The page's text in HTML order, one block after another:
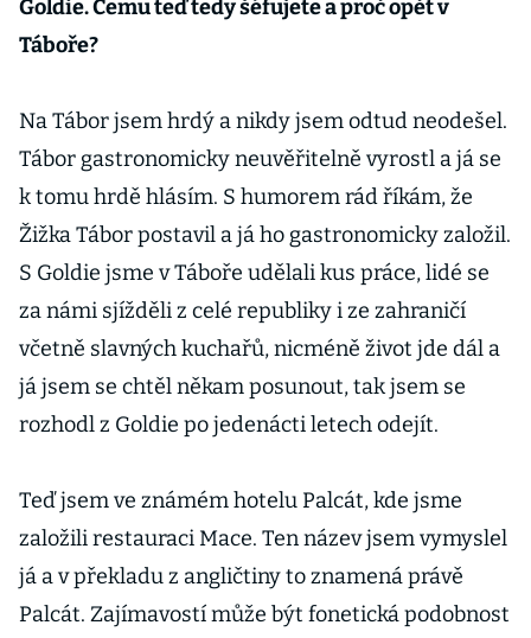
Goldie. Čemu teď tedy šéfujete a proč opět v
Táboře?
Na Tábor jsem hrdý a nikdy jsem odtud neodešel.
Tábor gastronomicky neuvěřitelně vyrostl a já se
k tomu hrdě hlásím. S humorem rád říkám, že
Žižka Tábor postavil a já ho gastronomicky založil.
S Goldie jsme v Táboře udělali kus práce, lidé se
za námi sjížděli z celé republiky i ze zahraničí
včetně slavných kuchařů, nicméně život jde dál a
já jsem se chtěl někam posunout, tak jsem se
rozhodl z Goldie po jedenácti letech odejít.
Teď jsem ve známém hotelu Palcát, kde jsme
založili restauraci Mace. Ten název jsem vymyslel
já a v překladu z angličtiny to znamená právě
Palcát. Zajímavostí může být fonetická podobnost